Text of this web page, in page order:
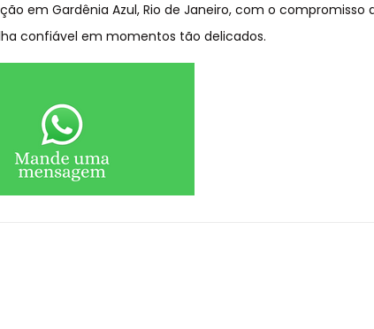
em Gardênia Azul, Rio de Janeiro, com o compromisso
confiável em momentos tão delicados.